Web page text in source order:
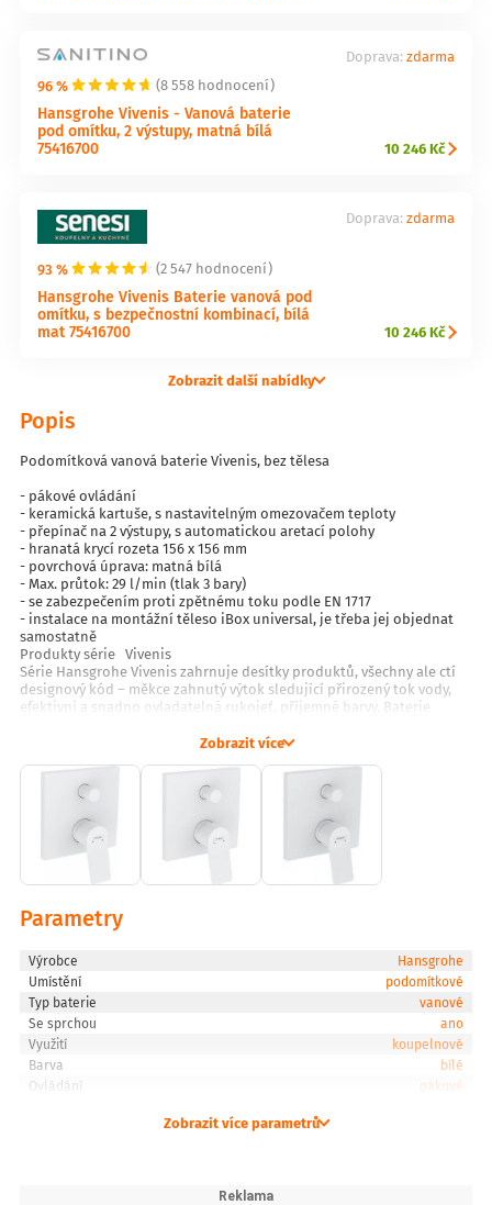
96 % (8 558 hodnocení)
Hansgrohe Vivenis - Vanová baterie
pod omítku, 2 výstupy, matná bílá
75416700
Doprava: zdarma
10 246 Kč
93 % (2 547 hodnocení)
Hansgrohe Vivenis Baterie vanová pod
omítku, s bezpečnostní kombinací, bílá
mat 75416700
Doprava: zdarma
10 246 Kč
Zobrazit další nabídky
Popis
Podomítková vanová baterie Vivenis, bez tělesa
- pákové ovládání
- keramická kartuše, s nastavitelným omezovačem teploty
- přepínač na 2 výstupy, s automatickou aretací polohy
- hranatá krycí rozeta 156 x 156 mm
- povrchová úprava: matná bílá
- Max. průtok: 29 l/min (tlak 3 bary)
- se zabezpečením proti zpětnému toku podle EN 1717
- instalace na montážní těleso iBox universal, je třeba jej objednat
samostatně
Produkty série Vivenis
Série Hansgrohe Vivenis zahrnuje desítky produktů, všechny ale ctí
designový kód – měkce zahnutý výtok sledující přirozený tok vody,
efektivní a snadno ovladatelná rukojeť, příjemné barvy. Baterie
sprejový charakter, protože je obohacena o vzduch. Plně ale
postačuje k osobní hygieně, ať už jde o baterii umyvadlovou,
sprchovou nebo vanovou.
domácnost.
Zobrazit více
Parametry
Výrobce
Hansgrohe
Umístění
podomítkové
Typ baterie
vanové
Se sprchou
ano
Využití
koupelnové
Barva
bílé
Ovládání
pákové
Zobrazit více parametrů